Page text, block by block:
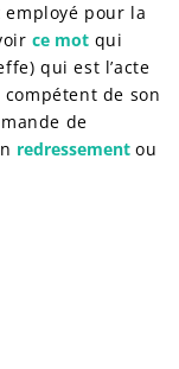
pour la
ce mot qui
qui est l’acte
de son
de
redressementou